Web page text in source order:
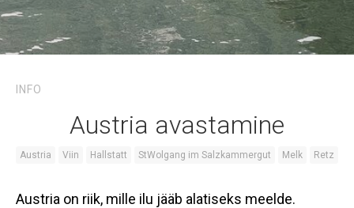
INFO
Austria avastamine
Austria Viin Hallstatt StWolgang im Salzkammergut Melk Retz
Austria on riik, mille ilu jääb alatiseks meelde.